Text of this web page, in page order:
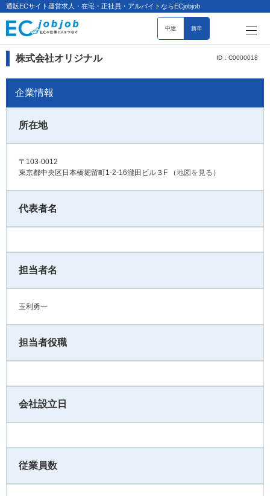
通販ECサイト運営求人・在宅・正社員・アルバイトならECjobjob
中途 新卒
株式会社オリジナル ID：C0000018
企業情報
所在地
〒103-0012
東京都中央区日本橋堀留町1-2-16瀧田ビル３F
（地図を見る ）
代表者名
担当者名
玉利勇一
担当者役職
会社設立日
従業員数